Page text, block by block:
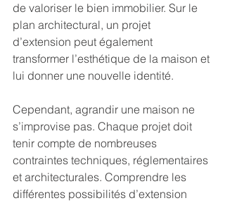
de valoriser le bien immobilier. Sur le
plan architectural, un projet
d’extension peut également
transformer l’esthétique de la maison et
lui donner une nouvelle identité.
Cependant, agrandir une maison ne
s’improvise pas. Chaque projet doit
tenir compte de nombreuses
contraintes techniques, réglementaires
et architecturales. Comprendre les
différentes possibilités d’extension